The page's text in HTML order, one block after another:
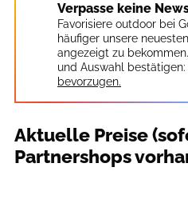
Verpasse keine
Favorisiere outdoor bei
häufiger unsere
angezeigt zu
und Auswahl bestätigen:
bevorzugen.
Aktuelle Preise
Partnershops